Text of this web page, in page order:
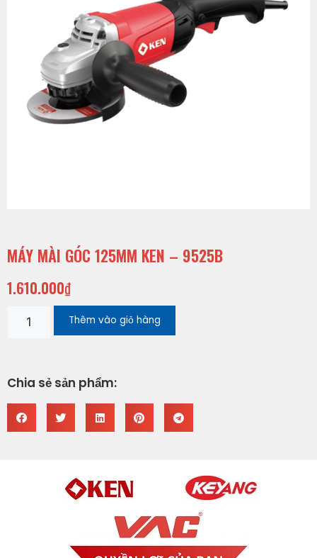
MÁY MÀI GÓC 125MM KEN – 9525B
1.610.000₫
Thêm vào giỏ hàng
Chia sẻ sản phẩm: